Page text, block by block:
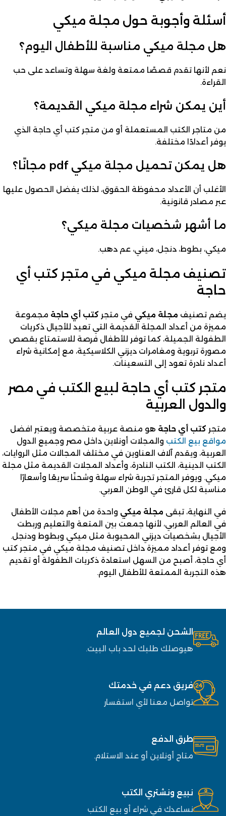
أسئلة وأجوبة حول مجلة ميكي
هل مجلة ميكي مناسبة للأطفال اليوم؟
نعم لأنها تقدم قصصًا ممتعة ولغة سهلة وتساعد على حب
القراءة.
أين يمكن شراء مجلة ميكي القديمة؟
من متاجر الكتب المستعملة أو من متجر كتب أي حاجة الذي
يوفر أعدادًا مختلفة.
هل يمكن تحميل مجلة ميكي pdf مجانًا؟
الأغلب أن الأعداد محفوظة الحقوق، لذلك يفضل الحصول عليها
عبر مصادر قانونية.
ما أشهر شخصيات مجلة ميكي؟
ميكي، بطوط، دنجل، ميني، عم دهب.
تصنيف مجلة ميكي في متجر كتب أي
حاجة
يضم تصنيف مجلة ميكي في متجر كتب أي حاجة مجموعة
مميزة من أعداد المجلة القديمة التي تعيد للأجيال ذكريات
الطفولة الجميلة، كما توفر للأطفال فرصة للاستمتاع بقصص
مصورة تربوية ومغامرات ديزني الكلاسيكية، مع إمكانية شراء
أعداد نادرة تعود إلى التسعينات.
متجر كتب أي حاجة لبيع الكتب في مصر
والدول العربية
متجر كتب أي حاجة هو منصة عربية متخصصة ويعتبر افضل
مواقع بيع الكتب والمجلات أونلاين داخل مصر وجميع الدول
العربية، ويقدم آلاف العناوين في مختلف المجالات مثل الروايات،
الكتب الدينية، الكتب النادرة، وأعداد المجلات القديمة مثل مجلة
ميكي. ويوفر المتجر تجربة شراء سهلة وشحنًا سريعًا وأسعارًا
مناسبة لكل قارئ في الوطن العربي.
في النهاية، تبقى مجلة ميكي واحدة من أهم مجلات الأطفال
في العالم العربي، لأنها جمعت بين المتعة والتعليم وربطت
الأجيال بشخصيات ديزني المحبوبة مثل ميكي وبطوط ودنجل.
ومع توفر أعداد مميزة داخل تصنيف مجلة ميكي في متجر كتب
أي حاجة، أصبح من السهل استعادة ذكريات الطفولة أو تقديم
هذه التجربة الممتعة للأطفال اليوم.
الشحن لجميع دول العالم
هيوصلك طلبك لحد باب البيت.
فريق دعم في خدمتك
تواصل معنا لأي استفسار
طرق الدفع
متاح أونلاين أو عند الاستلام.
نبيع ونشتري الكتب
نساعدك في شراء أو بيع الكتب